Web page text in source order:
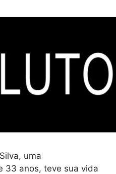
uma
33 anos, teve sua vida